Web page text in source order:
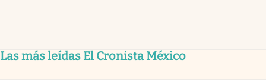
Las más leídas El Cronista México